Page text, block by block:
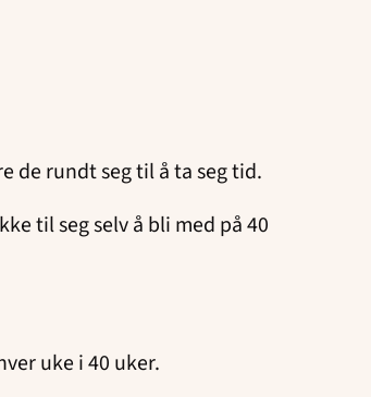
de rundt seg til å ta seg tid.
til seg selv å bli med på 40
uke i 40 uker.